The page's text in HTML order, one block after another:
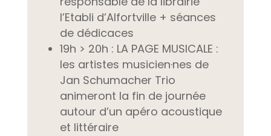
l’Etabli d’Alfortville + séances
de dédicaces
19h > 20h : LA PAGE MUSICALE :
les artistes musicien·nes de
Jan Schumacher Trio
animeront la fin de journée
autour d’un apéro acoustique
et littéraire